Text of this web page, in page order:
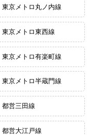
東京メトロ丸ノ内線
東京メトロ東西線
東京メトロ有楽町線
東京メトロ半蔵門線
都営三田線
都営大江戸線